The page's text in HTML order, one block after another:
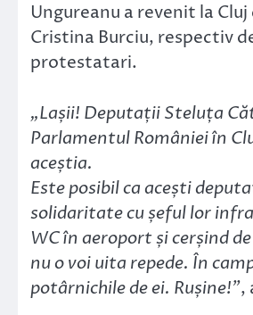
Ungureanu a revenit la
Cristina Burciu, respectiv
protestatari.
„Lașii! Deputații Steluța
Parlamentul României în
aceștia.
Este posibil ca acești
solidaritate cu șeful lor
WC în aeroport și cerșind
nu o voi uita repede. În
potârnichile de ei. Rușine!”,